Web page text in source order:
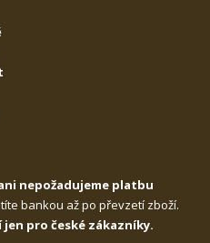
nepožadujeme platbu
bankou až po převzetí zboží.
pro české zákazníky.